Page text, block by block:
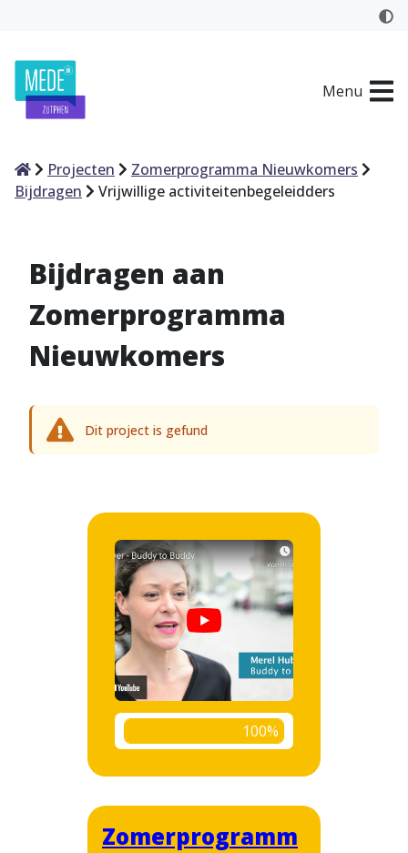
Menu
HomeProjecten
Zomerprogramma Nieuwkomers
Bijdragen
Vrijwillige activiteitenbegeleidders
Bijdragen aan
Zomerprogramma
Nieuwkomers
Dit project is gefund
100%
Zomerprogramm